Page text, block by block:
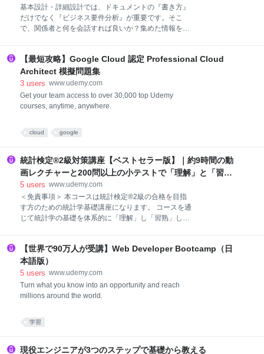
基本設計・詳細設計では、ドキュメントの『書き方』
だけでなく『ビジネス要件分析』が重要です。そこ
で、関係者と何を会話すれば良いか？集めた情報をど
た【最短攻略】Google Cloud 認定 Professional Cloud
Architect 模擬問題集
3 users www.udemy.com
Get your team access to over 30,000 top Udemy
courses, anytime, anywhere.
cloud google
統計検定®2級対策講座【ベストセラー版】｜約9時間の動
画レクチャーと200問以上の小テストで「理解」と「習
熟」を目指そう
5 users www.udemy.com
＜免責事項＞ 本コースは統計検定®2級の合格を目指
す方のための統計学基礎講座になります。 コースを通
じて統計学の基礎を体系的に「理解」し「習熟」して
は統計検定®2級合格のための「裏ワザ」や「最短合格
法」などの受験テクニックをご紹介するものではあり
ません ・本コースは統計検定®2級の合格を保証する
ものではありません（ですが、わからない箇所や疑問
点等ありましたらUdemyのQ&Aシステムよりご質問い
保証推進協会の登録商標です。また、本コースは統計
ません（一般財団法人統計質保証推進協会より「統計
【世界で90万人が受講】Web Developer Bootcamp（日
本語版）
5 users www.udemy.com
Turn what you know into an opportunity and reach
millions around the world.
学習
現役エンジニアが3つのステップで基礎から教える